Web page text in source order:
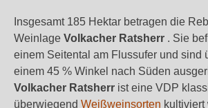
Insgesamt 185 Hektar betragen die
Weinlage Volkacher Ratsherr . Sie
einem Seitental am Flussufer und sind
einem 45 % Winkel nach Süden
Volkacher Ratsherr ist eine VDP
überwiegend Weißweinsorten kultiviert